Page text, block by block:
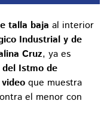
talla baja al interior
Industrial y de
Cruz, ya es
del Istmo de
video que muestra
el menor con